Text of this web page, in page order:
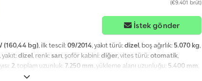
(€9.401 brüt)
İstek gönder
(160,44 bg), ilk tescil:09/2014, yakıt türü:dizel, boş ağırlık: 5.070 kg,
, yakıt:dizel, renk:sarı, şoför kabini:diğer, vites türü:otomatik,
2, toplam uzunluk:7.250 mm, yükleme alanı uzunluğu: 5.400 mm,
, inşaat yüksekliği: